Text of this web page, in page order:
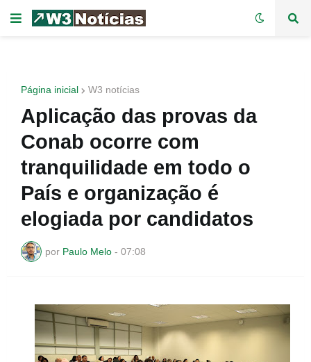
Página inicial W3 notícias
Aplicação das provas da
Conab ocorre com
tranquilidade em todo o
País e organização é
elogiada por candidatos
por Paulo Melo - 07:08